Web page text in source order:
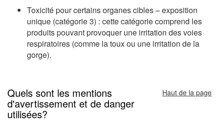
Toxicité pour certains organes cibles – exposition
unique (catégorie 3) : cette catégorie comprend les
produits pouvant provoquer une irritation des voies
respiratoires (comme la toux ou une irritation de la
gorge).
Quels sont les mentions
d'avertissement et de danger
utilisées?
Haut de la page